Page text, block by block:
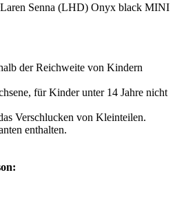
Senna (LHD) Onyx black MINI
der Reichweite von Kindern
für Kinder unter 14 Jahre nicht
Verschlucken von Kleinteilen.
enthalten.